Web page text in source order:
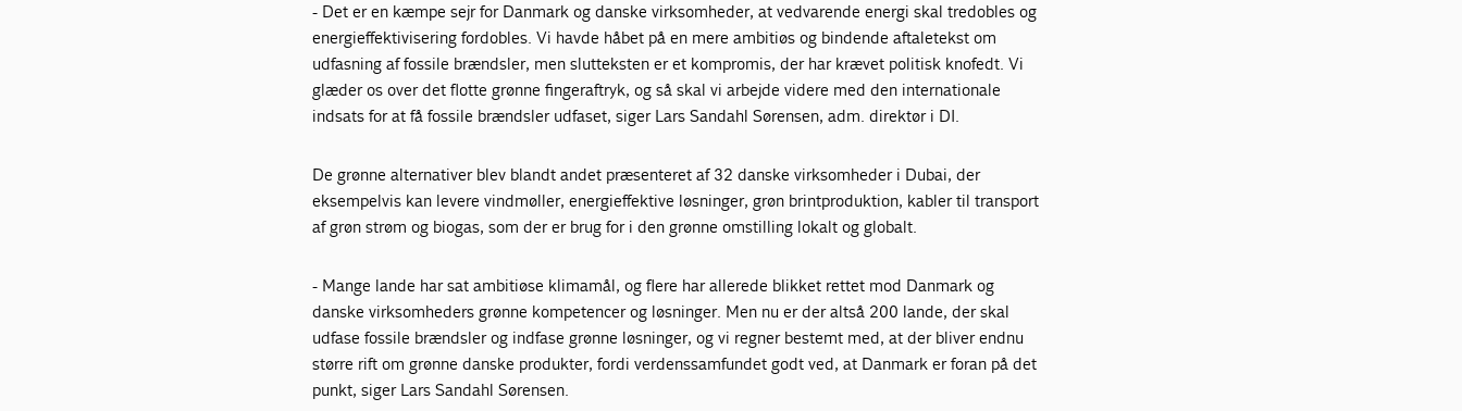
- Det er en kæmpe sejr for Danmark og danske virksomheder, at vedvarende energi skal tredobles og
energieffektivisering fordobles. Vi havde håbet på en mere ambitiøs og bindende aftaletekst om
udfasning af fossile brændsler, men slutteksten er et kompromis, der har krævet politisk knofedt. Vi
glæder os over det flotte grønne fingeraftryk, og så skal vi arbejde videre med den internationale
indsats for at få fossile brændsler udfaset, siger Lars Sandahl Sørensen, adm. direktør i DI.
De grønne alternativer blev blandt andet præsenteret af 32 danske virksomheder i Dubai, der
eksempelvis kan levere vindmøller, energieffektive løsninger, grøn brintproduktion, kabler til transport
af grøn strøm og biogas, som der er brug for i den grønne omstilling lokalt og globalt.
- Mange lande har sat ambitiøse klimamål, og flere har allerede blikket rettet mod Danmark og
danske virksomheders grønne kompetencer og løsninger. Men nu er der altså 200 lande, der skal
udfase fossile brændsler og indfase grønne løsninger, og vi regner bestemt med, at der bliver endnu
større rift om grønne danske produkter, fordi verdenssamfundet godt ved, at Danmark er foran på det
punkt, siger Lars Sandahl Sørensen.